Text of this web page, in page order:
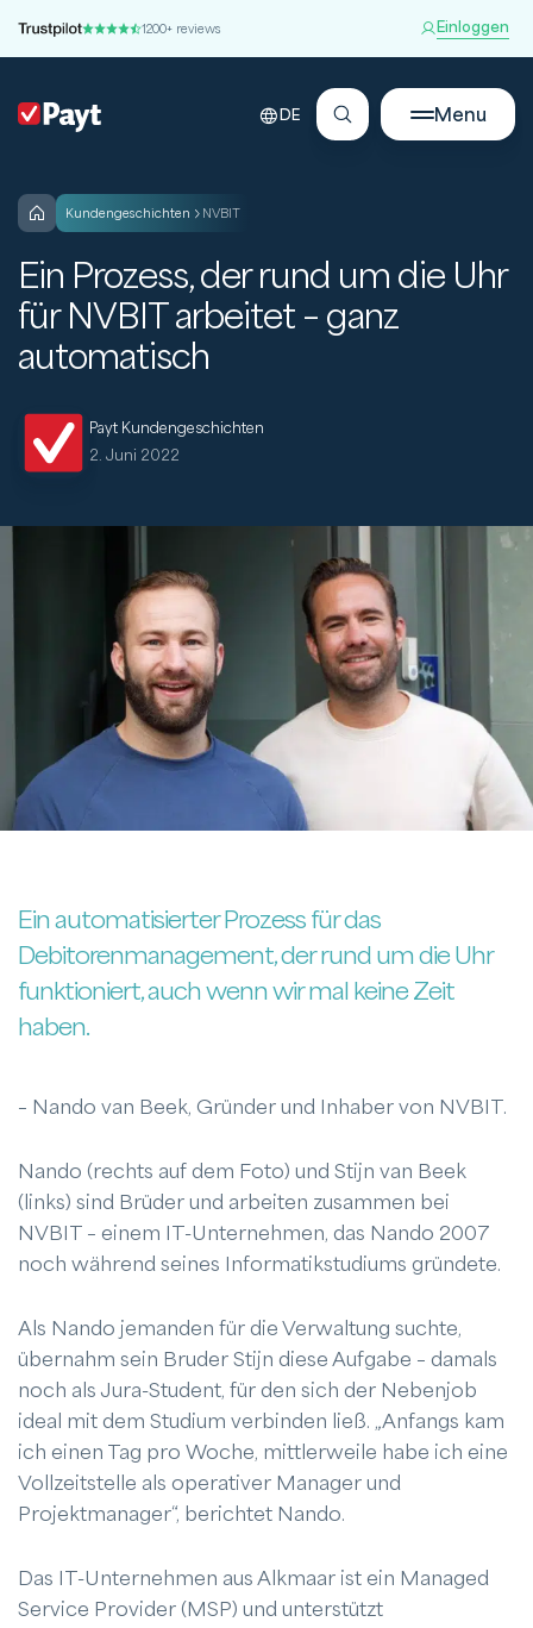
1200+ reviews Einloggen
DE Menu
kundengeschichten NVBIT
Ein Prozess, der rund um die Uhr
für NVBIT arbeitet – ganz
automatisch
Payt Kundengeschichten
2. Juni 2022
Ein automatisierter Prozess für das
Debitorenmanagement, der rund um die Uhr
funktioniert, auch wenn wir mal keine Zeit
haben.
– Nando van Beek, Gründer und Inhaber von NVBIT.
Nando (rechts auf dem Foto) und Stijn van Beek
(links) sind Brüder und arbeiten zusammen bei
NVBIT – einem IT-Unternehmen, das Nando 2007
noch während seines Informatikstudiums gründete.
Als Nando jemanden für die Verwaltung suchte,
übernahm sein Bruder Stijn diese Aufgabe – damals
noch als Jura-Student, für den sich der Nebenjob
ideal mit dem Studium verbinden ließ. „Anfangs kam
ich einen Tag pro Woche, mittlerweile habe ich eine
Vollzeitstelle als operativer Manager und
Projektmanager“, berichtet Nando.
Das IT-Unternehmen aus Alkmaar ist ein Managed
Service Provider (MSP) und unterstützt